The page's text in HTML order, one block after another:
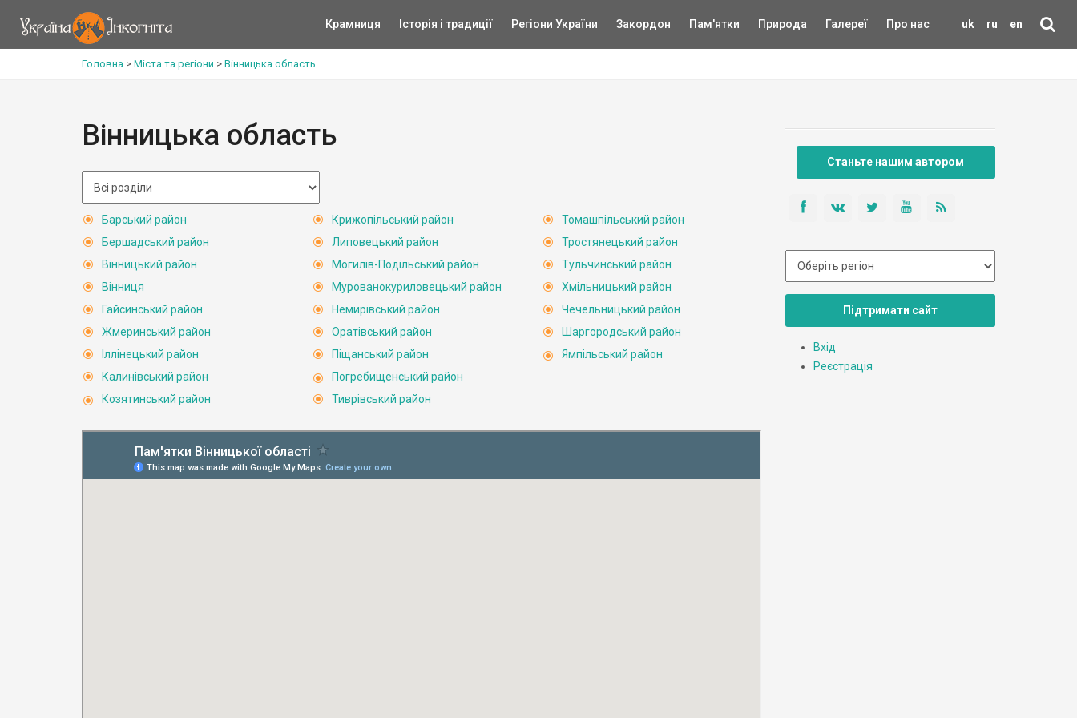
uk ru en
Крамниця Історія і традиції Регіони України Закордон Пам'ятки Природа Галереї Про нас
Головна > Міста та регіони > Вінницька область
Вінницька область
Барський район
Бершадський район
Вінницький район
Вінниця
Гайсинський район
Жмеринський район
Іллінецький район
Калинівський район
Козятинський район
Крижопільський район
Липовецький район
Могилів-Подільський район
Мурованокуриловецький район
Немирівський район
Оратівський район
Піщанський район
Погребищенський район
Тиврівський район
Томашпільський район
Тростянецький район
Тульчинський район
Хмільницький район
Чечельницький район
Шаргородський район
Ямпільський район
Станьте нашим автором
Підтримати сайт
Вхід
Реєстрація